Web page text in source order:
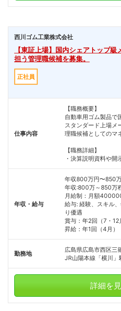
西川ゴム工業株式会社
【東証上場】国内シェアトップ
担う管理職候補を募集。
正社員
仕事内容
【職務概要】
自動車用ゴム製品で
スタンダード上場メ
理職候補としてのマ
【職務詳細】
・決算説明資料や開
年収・給与
年収800万円〜850
年収:800万～850万
月給制：月額
給与: 経験、スキル
り優遇
賞与：年2回（7・12
昇給：年1回（4月）
勤務地
広島県広島市西区
JR山陽本線「横川」
詳細を